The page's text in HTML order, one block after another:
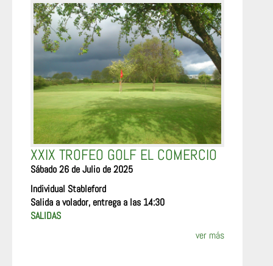
XXIX TROFEO GOLF EL COMERCIO
Sábado 26 de Julio de 2025
Individual Stableford
Salida a volador, entrega a las 14:30
SALIDAS
ver más